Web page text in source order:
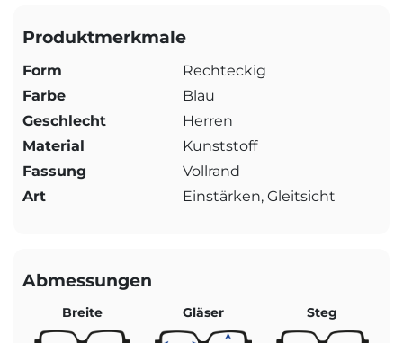
Produktmerkmale
Form
Rechteckig
Farbe
Blau
Geschlecht
Herren
Material
Kunststoff
Fassung
Vollrand
Art
Einstärken, Gleitsicht
Abmessungen
Breite Gläser Steg